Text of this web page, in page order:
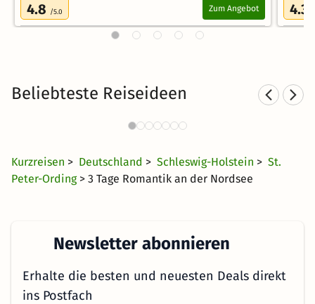
4.8 /5.0 Zum Angebot 4.3
Beliebteste Reiseideen
Sporthotels an der Nordsee
649 Angebote
Kurzreisen > Deutschland > Schleswig-Holstein > St.
Peter-Ording > 3 Tage Romantik an der Nordsee
Newsletter abonnieren
Erhalte die besten und neuesten Deals direkt
ins Postfach